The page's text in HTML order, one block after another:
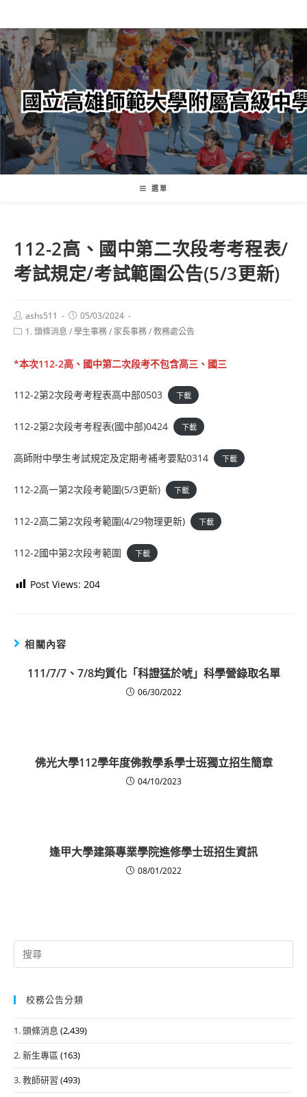
轉
至
主
內
容
選單
112-2高、國中第二次段考考程表/
考試規定/考試範圍公告(5/3更新)
Post
author:
ashs511
Post
published:
05/03/2024
Post1. 頭條消息 /學生事務/ 家長事務/教務處公告
*本次112-2高、國中第二次段考不包含高三、國三
112-2第2次段考考程表高中部0503 下載
112-2第2次段考考程表(國中部)0424 下載
高師附中學生考試規定及定期考補考要點0314 下載
112-2高一第2次段考範圍(5/3更新) 下載
112-2高二第2次段考範圍(4/29物理更新) 下載
112-2國中第2次段考範圍 下載
Post Views: 204
相關內容
111/7/7、7/8均質化「科證猛於唬」科學營錄取名單
06/30/2022
佛光大學112學年度佛教學系學士班獨立招生簡章
04/10/2023
逢甲大學建築專業學院進修學士班招生資訊
08/01/2022
Search
for:
校務公告分類
1. 頭條消息 (2,439)
2. 新生專區 (163)
3. 教師研習 (493)